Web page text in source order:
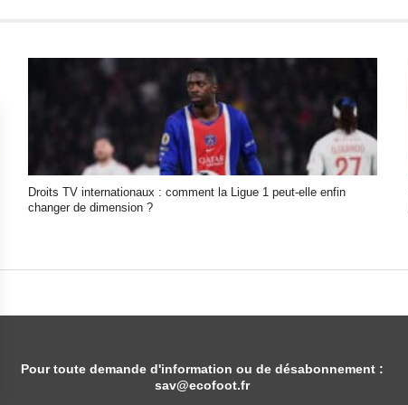
sodales. Curabitur non fermentum odio, vitae accumsan odio.
Droits TV internationaux : comment la Ligue 1 peut-elle enfin
changer de dimension ?
Pour toute demande d'information ou de désabonnement :
sav@ecofoot.fr